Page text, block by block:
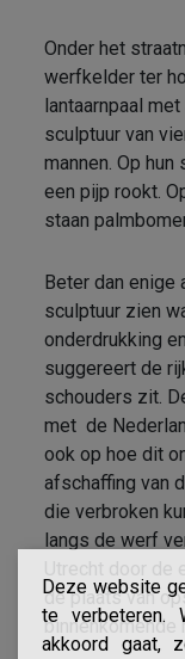
Onder het
werfkelder ter
lantaarnpaal
sculptuur van
mannen. Op
een pijp rookt.
staan
Beter dan
sculptuur zien
onderdrukking
suggereert de
schouders zit.
met de
ook op hoe dit
afschaffing van
die verbroken
langs de werf
de plaats van
binnenkomende
Deze website
te verbeteren.
akkoord gaat,